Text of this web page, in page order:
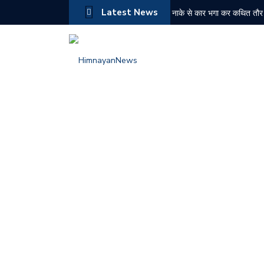
Latest News नाके से कार भगा कर कथित